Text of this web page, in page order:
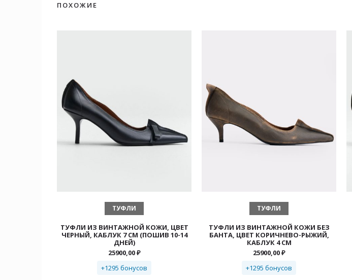
ПОХОЖИЕ
ВЫБЕРИТЕ ПАРАМЕТРЫ
ТУФЛИ
ТУФЛИ ИЗ ВИНТАЖНОЙ КОЖИ, ЦВЕТ
ЧЕРНЫЙ, КАБЛУК 7 СМ (ПОШИВ 10-14
ДНЕЙ)
25900,00₽
+1295 бонусов
ВЫБЕРИТЕ ПАРАМЕТРЫ
ТУФЛИ
ТУФЛИ ИЗ ВИНТАЖНОЙ КОЖИ БЕЗ
БАНТА, ЦВЕТ КОРИЧНЕВО-РЫЖИЙ,
КАБЛУК 4 СМ
25900,00₽
+1295 бонусов